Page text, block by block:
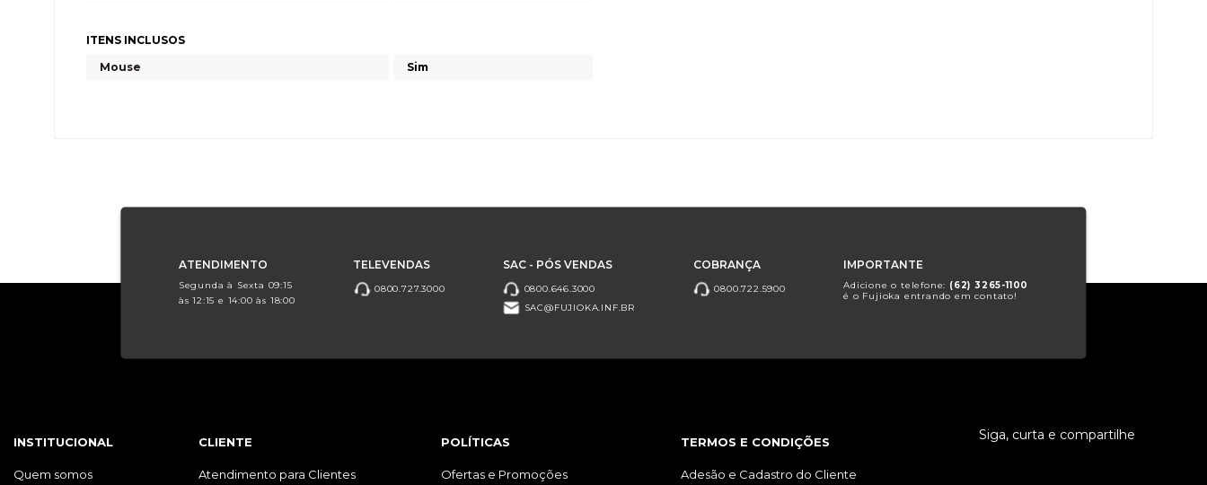
ITENS INCLUSOS
Mouse
Sim
ATENDIMENTO
Segunda à Sexta 09:15
às 12:15 e 14:00 às 18:00
TELEVENDAS
0800.727.3000
SAC - PÓS VENDAS
0800.646.3000
SAC@FUJIOKA.INF.BR
COBRANÇA
0800.722.5900
IMPORTANTE
Adicione o telefone: (62) 3265-1100
é o Fujioka entrando em contato!
INSTITUCIONAL
Quem somos
CLIENTE
Atendimento para Clientes
POLÍTICAS
Ofertas e Promoções
TERMOS E CONDIÇÕES
Adesão e Cadastro do Cliente
Siga, curta e compartilhe